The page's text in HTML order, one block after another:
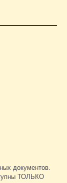
документов.
ТОЛЬКО